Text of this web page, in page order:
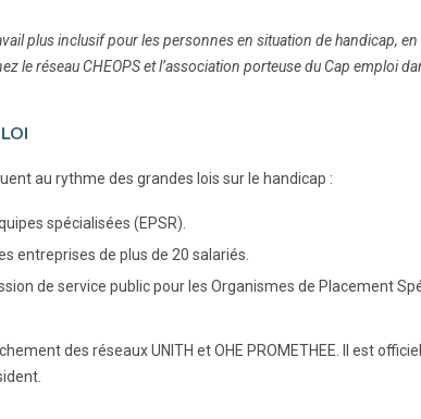
plus inclusif pour les personnes en situation de handicap,
le réseau CHEOPS et l’association porteuse du Cap emploi
au rythme des grandes lois sur le handicap :
spécialisées (EPSR).
entreprises de plus de 20 salariés.
de service public pour les Organismes de Placement
des réseaux UNITH et OHE PROMETHEE. Il est